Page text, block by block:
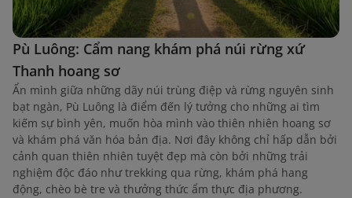
Pù Luông: Cẩm nang khám phá núi rừng xứ
Thanh hoang sơ
Ẩn mình giữa những dãy núi trùng điệp và rừng nguyên sinh
bạt ngàn, Pù Luông là điểm đến lý tưởng cho những ai tìm
kiếm sự bình yên, muốn hòa mình vào thiên nhiên hoang sơ
và khám phá văn hóa bản địa. Nơi đây không chỉ hấp dẫn bởi
cảnh quan thiên nhiên tuyệt đẹp mà còn bởi những trải
nghiệm độc đáo như trekking qua rừng, khám phá hang
động, chèo bè tre và thưởng thức ẩm thực địa phương.